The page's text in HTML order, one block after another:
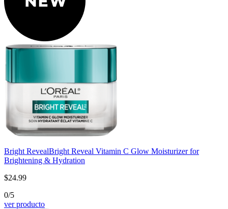
Bright RevealBright Reveal Vitamin C Glow Moisturizer for
Brightening & Hydration
$24.99
0/5
ver producto